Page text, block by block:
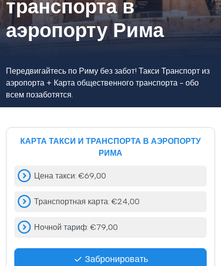
транспорта в
аэропорту Рима
Передвигайтесь по Риму без забот! Такси Транспорт из
аэропорта + Карта общественного транспорта - обо
всем позаботятся.
КАРТА ТАКСИ И ТРАНСПОРТА В АЭРОПОРТУ
РИМА
Цена такси: €69,00
Транспортная карта: €24,00
Ночной тариф: €79,00
Забронировать